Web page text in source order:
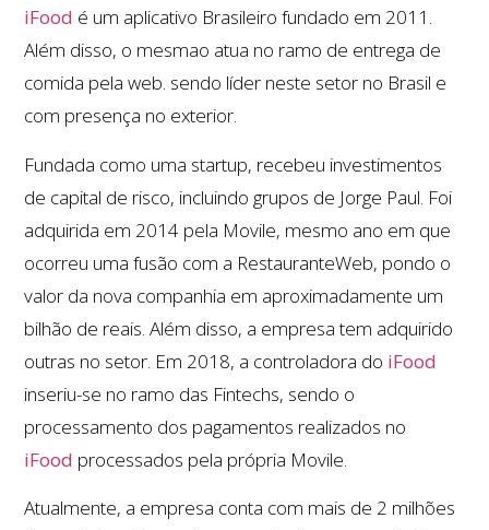
iFood é um aplicativo Brasileiro fundado em 2011.
Além disso, o mesmao atua no ramo de entrega de
comida pela web. sendo líder neste setor no Brasil e
com presença no exterior.
Fundada como uma startup, recebeu investimentos
de capital de risco, incluindo grupos de Jorge Paul. Foi
adquirida em 2014 pela Movile, mesmo ano em que
ocorreu uma fusão com a RestauranteWeb, pondo o
valor da nova companhia em aproximadamente um
bilhão de reais. Além disso, a empresa tem adquirido
outras no setor. Em 2018, a controladora do iFood
inseriu-se no ramo das Fintechs, sendo o
processamento dos pagamentos realizados no
iFood processados pela própria Movile.
Atualmente, a empresa conta com mais de 2 milhões